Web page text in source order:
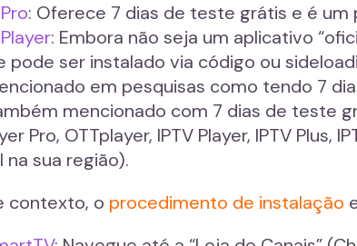
: Oferece 7 dias de teste grátis e é um
: Embora não seja um aplicativo
pode ser instalado via código ou
em pesquisas como tendo 7
mencionado com 7 dias de teste
Pro, OTTplayer, IPTV Player, IPTV
sua região).
contexto, o procedimento de instalação